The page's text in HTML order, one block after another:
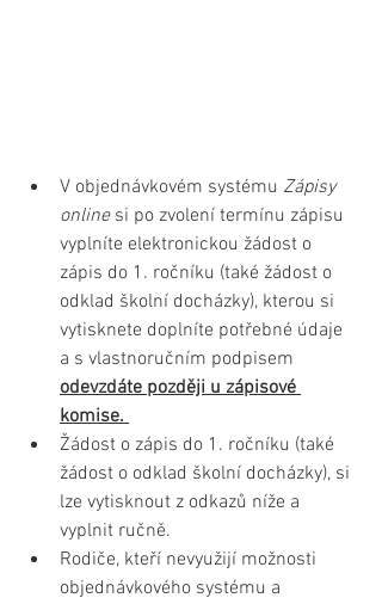
V objednávkovém systému Zápisy
online si po zvolení termínu zápisu
vyplníte elektronickou žádost o
zápis do 1. ročníku (také žádost o
odklad školní docházky), kterou si
vytisknete doplníte potřebné údaje
a s vlastnoručním podpisem
odevzdáte později u zápisové
komise.
Žádost o zápis do 1. ročníku (také
žádost o odklad školní docházky), si
lze vytisknout z odkazů níže a
vyplnit ručně.
Rodiče, kteří nevyužijí možnosti
objednávkového systému a